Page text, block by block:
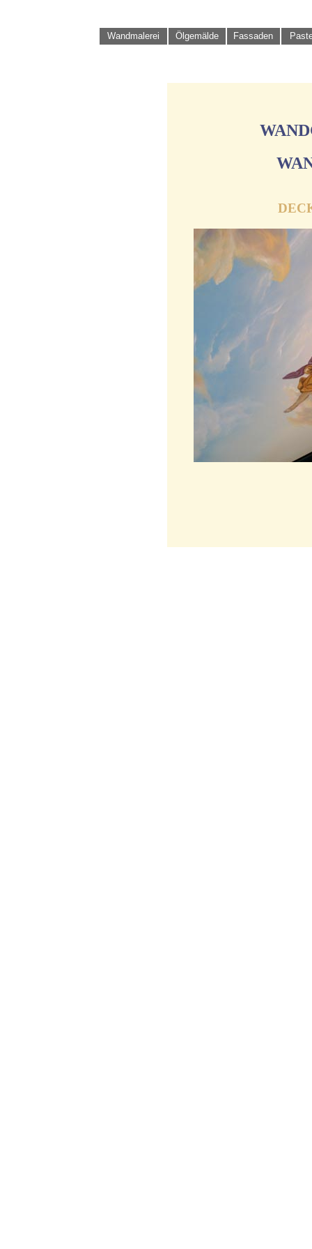
Wandmalerei Ölgemälde Fassaden